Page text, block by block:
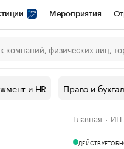
Мероприятия
СПб Спецпроекты
Рынок наличной
и HR Право и
Главная ИП
ДЕЙСТВУЕТ